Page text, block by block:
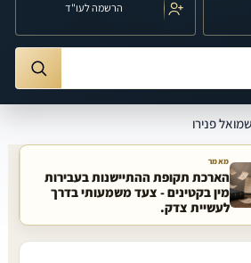
הרשמה לעו"ד
משפט או עיר
פנירו
מאמר
הארכת תקופת ההתיישנות בעבירות
מין בקטינים - צעד משמעותי בדרך
לעשיית צדק.